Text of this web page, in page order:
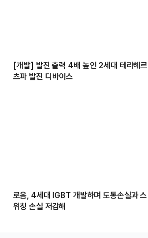
[개발] 발진 출력 4배 높인 2세대 테라헤르
츠파 발진 디바이스
로옴, 4세대 IGBT 개발하며 도통손실과 스
위칭 손실 저감해